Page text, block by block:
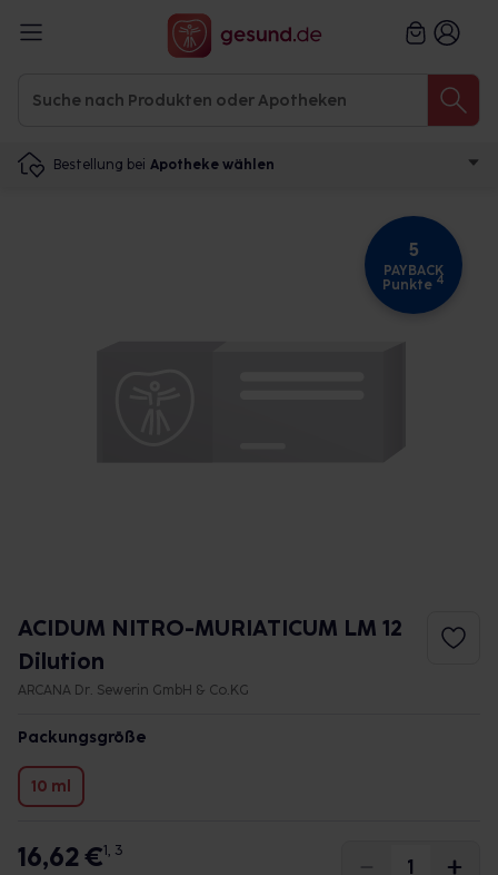
Bestellung bei Apotheke wählen
5
PAYBACK
Punkte 4
ACIDUM NITRO-MURIATICUM LM 12
Dilution
ARCANA Dr. Sewerin GmbH & Co.KG
Packungsgröße
10 ml
16,62 €1, 3